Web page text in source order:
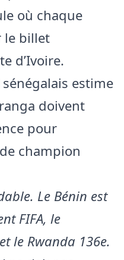
où chaque
le billet
d’Ivoire.
estime
doivent
pour
champion
Le Bénin est
FIFA, le
le Rwanda 136e.